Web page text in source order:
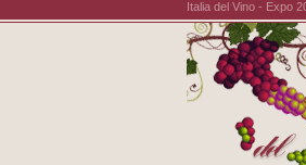
Italia del Vino - Expo